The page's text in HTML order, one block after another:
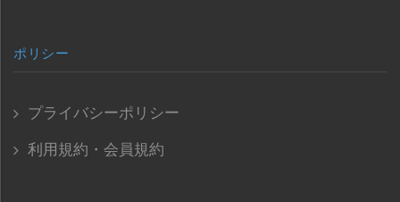
ポリシー
プライバシーポリシー
利用規約・会員規約